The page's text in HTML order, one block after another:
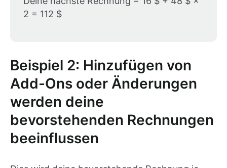
2 = 112 $
Beispiel 2: Hinzufügen von
Add-Ons oder Änderungen
werden deine
bevorstehenden Rechnungen
beeinflussen